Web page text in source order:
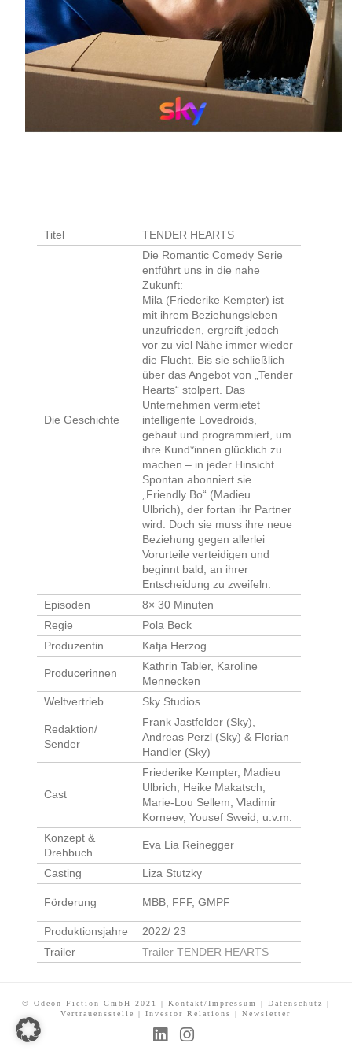
Titel TENDER HEARTS
Die Geschichte
Die Romantic Comedy Serie
entführt uns in die nahe
Zukunft:
Mila (Friederike Kempter) ist
mit ihrem Beziehungsleben
unzufrieden, ergreift jedoch
vor zu viel Nähe immer wieder
die Flucht. Bis sie schließlich
über das Angebot von „Tender
Hearts“ stolpert. Das
Unternehmen vermietet
intelligente Lovedroids,
gebaut und programmiert, um
ihre Kund*innen glücklich zu
machen – in jeder Hinsicht.
Spontan abonniert sie
„Friendly Bo“ (Madieu
Ulbrich), der fortan ihr Partner
wird. Doch sie muss ihre neue
Beziehung gegen allerlei
Vorurteile verteidigen und
beginnt bald, an ihrer
Entscheidung zu zweifeln.
Episoden
8× 30 Minuten
Regie
Pola Beck
Produzentin
Katja Herzog
Producerinnen
Kathrin Tabler, Karoline
Mennecken
Weltvertrieb
Sky Studios
Redaktion/
Sender
Frank Jastfelder (Sky),
Andreas Perzl (Sky) & Florian
Handler (Sky)
Cast
Friederike Kempter, Madieu
Ulbrich, Heike Makatsch,
Marie-Lou Sellem, Vladimir
Korneev, Yousef Sweid, u.v.m.
Konzept &
Drehbuch
Eva Lia Reinegger
Casting Liza Stutzky
Förderung MBB, FFF, GMPF
Produktionsjahre
2022/ 23
Trailer
Trailer TENDER HEARTS
© Odeon Fiction GmbH 2021 | Kontakt/Impressum | Datenschutz
|
Vertrauensstelle
|Investor Relations |Newsletter